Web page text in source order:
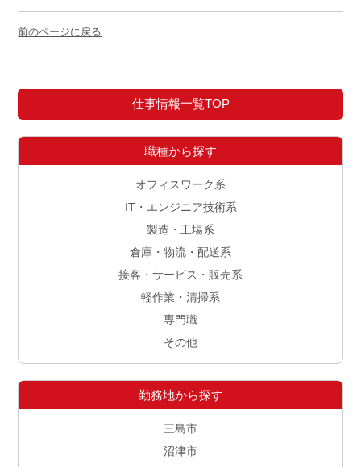
前のページに戻る
仕事情報一覧TOP
職種から探す
オフィスワーク系
IT・エンジニア技術系
製造・工場系
倉庫・物流・配送系
接客・サービス・販売系
軽作業・清掃系
専門職
その他
勤務地から探す
三島市
沼津市